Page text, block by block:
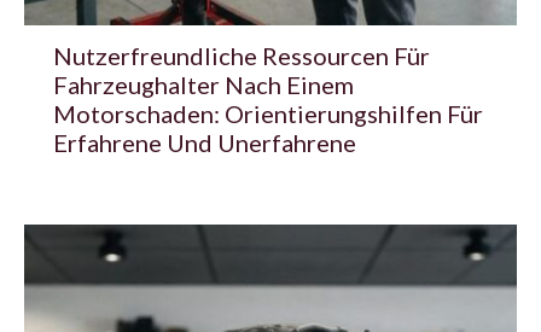
Nutzerfreundliche Ressourcen Für
Fahrzeughalter Nach Einem
Motorschaden: Orientierungshilfen Für
Erfahrene Und Unerfahrene